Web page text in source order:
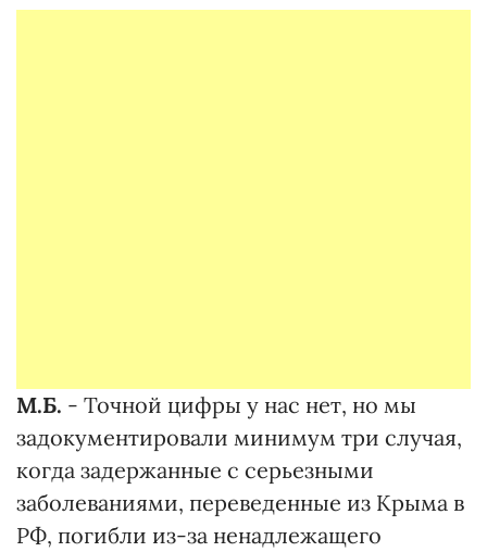
М.Б. - Точной цифры у нас нет, но мы
задокументировали минимум три случая,
когда задержанные с серьезными
заболеваниями, переведенные из Крыма в
РФ, погибли из-за ненадлежащего